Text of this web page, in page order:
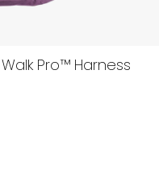
Pro™ Harness